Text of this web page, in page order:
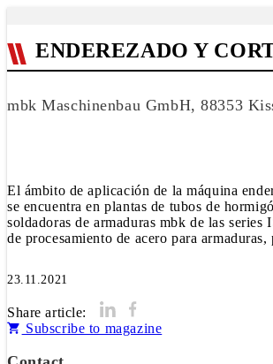
ENDEREZADO Y
mbk Maschinenbau GmbH, 88353
El ámbito de aplicación de la máquina
se encuentra en plantas de tubos de
soldadoras de armaduras mbk de las
23.11.2021
Share article:
Subscribe to magazine